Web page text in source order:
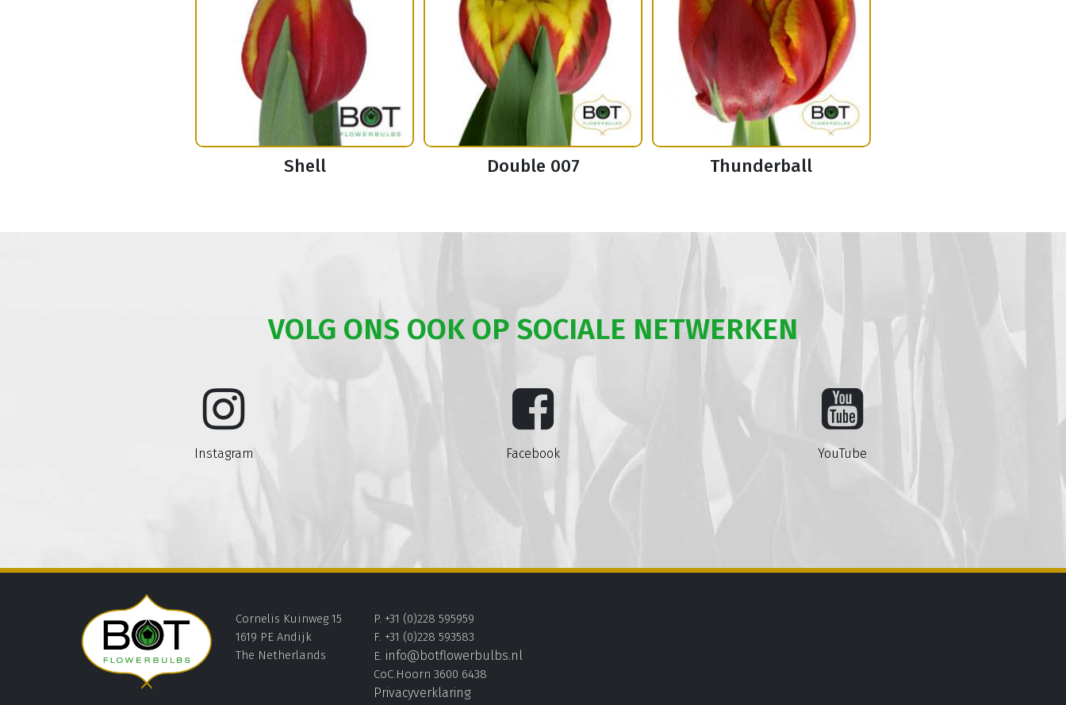
Shell Double 007 Thunderball
VOLG ONS OOK OP SOCIALE NETWERKEN
Instagram Facebook YouTube
Cornelis Kuinweg 15
1619 PE Andijk
The Netherlands
P. +31 (0)228 595959
F. +31 (0)228 593583
E. info@botflowerbulbs.nl
CoC.Hoorn 3600 6438
Privacyverklaring